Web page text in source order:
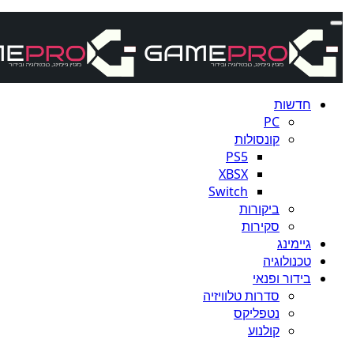
חדשות
PC
קונסולות
PS5
XBSX
Switch
ביקורות
סקירות
גיימינג
טכנולוגיה
בידור ופנאי
סדרות טלוויזיה
נטפליקס
קולנוע